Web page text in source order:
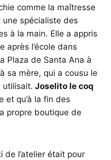
comme la maîtresse
spécialiste des
à la main. Elle a appris
après l’école dans
Plaza de Santa Ana à
sa mère, qui a cousu le
utilisait. Joselito le coq
et qu’à la fin des
propre boutique de
de l’atelier était pour